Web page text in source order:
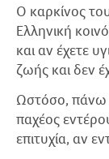
Ο καρκίνος
Ελληνική
και αν έχετε
ζωής και δεν
Ωστόσο, πάνω
παχέος
επιτυχία, αν